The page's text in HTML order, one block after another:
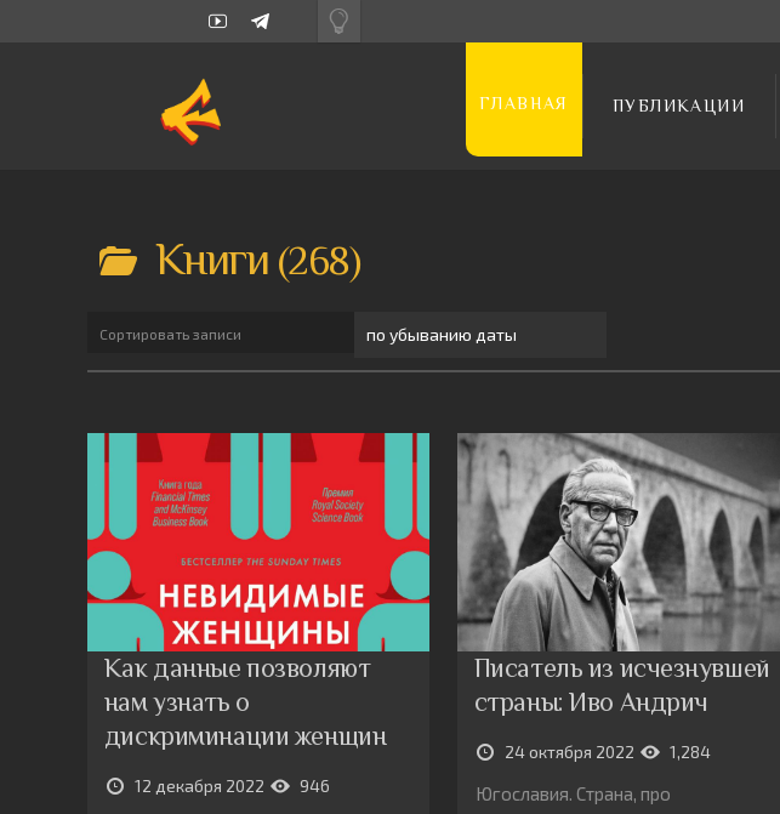
ГЛАВНАЯ ПУБЛИКАЦИИ
Книги 268
Сортировать записи
Как данные позволяют
нам узнать о
дискриминации женщин
12 декабря 2022 946
Писатель из исчезнувшей
страны: Иво Андрич
24 октября 2022 1,284
Югославия. Страна, про